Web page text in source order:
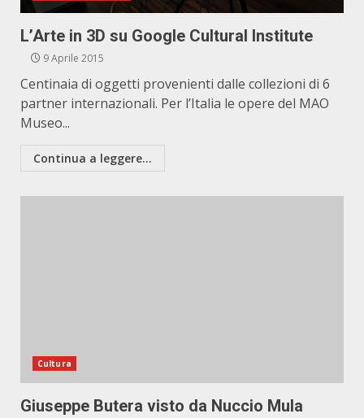
L’Arte in 3D su Google Cultural Institute
9 Aprile 2015
Centinaia di oggetti provenienti dalle collezioni di 6
partner internazionali. Per l’Italia le opere del MAO
Museo...
Continua a leggere...
Cultura
Giuseppe Butera visto da Nuccio Mula